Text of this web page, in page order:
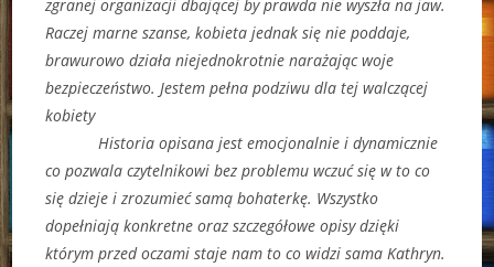
zgranej organizacji dbającej by prawda nie wyszła na jaw.
Raczej marne szanse, kobieta jednak się nie poddaje,
brawurowo działa niejednokrotnie narażając woje
bezpieczeństwo. Jestem pełna podziwu dla tej walczącej
kobiety
Historia opisana jest emocjonalnie i dynamicznie
co pozwala czytelnikowi bez problemu wczuć się w to co
się dzieje i zrozumieć samą bohaterkę. Wszystko
dopełniają konkretne oraz szczegółowe opisy dzięki
którym przed oczami staje nam to co widzi sama Kathryn.